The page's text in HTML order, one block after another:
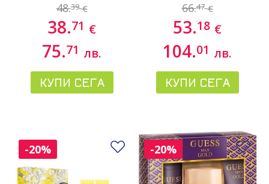
48.39 €
38.71 €
75.71 лв.
КУПИ СЕГА
66.47 €
53.18 €
104.01 лв.
КУПИ СЕГА
-20% Добави в любими
-20%